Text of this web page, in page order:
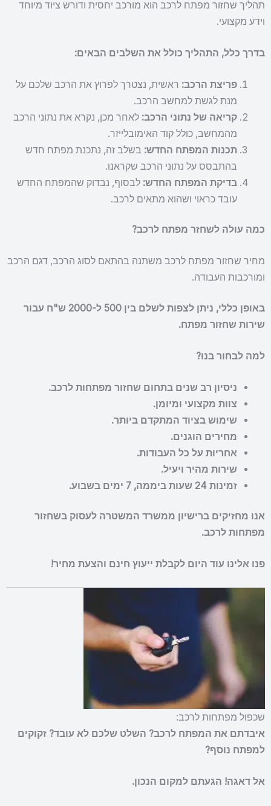
תהליך שחזור מפתח לרכב הוא מורכב יחסית ודורש ציוד מיוחד
וידע מקצועי.
בדרך כלל, התהליך כולל את השלבים הבאים:
פריצת הרכב: ראשית, נצטרך לפרוץ את הרכב שלכם על
מנת לגשת למחשב הרכב.
קריאה של נתוני הרכב: לאחר מכן, נקרא את נתוני הרכב
מהמחשב, כולל קוד האימובלייזר.
תכנות המפתח החדש: בשלב זה, נתכנת מפתח חדש
בהתבסס על נתוני הרכב שקראנו.
בדיקת המפתח החדש: לבסוף, נבדוק שהמפתח החדש
עובד כראוי ושהוא מתאים לרכב.
כמה עולה לשחזר מפתח לרכב?
מחיר שחזור מפתח לרכב משתנה בהתאם לסוג הרכב, דגם הרכב
ומורכבות העבודה.
באופן כללי, ניתן לצפות לשלם בין 500 ל-2000 ש"ח עבור
שירות שחזור מפתח.
למה לבחור בנו?
ניסיון רב שנים בתחום שחזור מפתחות לרכב.
צוות מקצועי ומיומן.
שימוש בציוד המתקדם ביותר.
מחירים הוגנים.
אחריות על כל העבודות.
שירות מהיר ויעיל.
זמינות 24 שעות ביממה, 7 ימים בשבוע.
אנו מחזיקים ברישיון ממשרד המשטרה לעסוק בשחזור
מפתחות לרכב.
פנו אלינו עוד היום לקבלת ייעוץ חינם והצעת מחיר!
שכפול מפתחות לרכב:
איבדתם את המפתח לרכב? השלט שלכם לא עובד? זקוקים
למפתח נוסף?
אל דאגה! הגעתם למקום הנכון.